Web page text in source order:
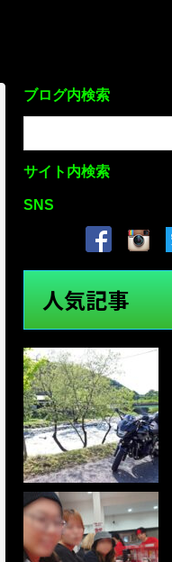
ブログ内検索
サイト内検索
SNS
人気記事